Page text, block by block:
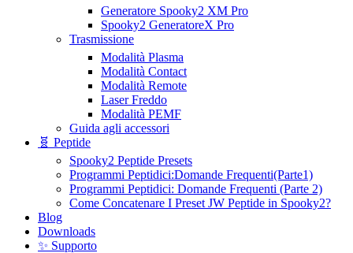
Generatore Spooky2 XM Pro
Spooky2 GeneratoreX Pro
Trasmissione
Modalità Plasma
Modalità Contact
Modalità Remote
Laser Freddo
Modalità PEMF
Guida agli accessori
🧬 Peptide
Spooky2 Peptide Presets
Programmi Peptidici:Domande Frequenti(Parte1)
Programmi Peptidici: Domande Frequenti (Parte 2)
Come Concatenare I Preset JW Peptide in Spooky2?
Blog
Downloads
✨ Supporto